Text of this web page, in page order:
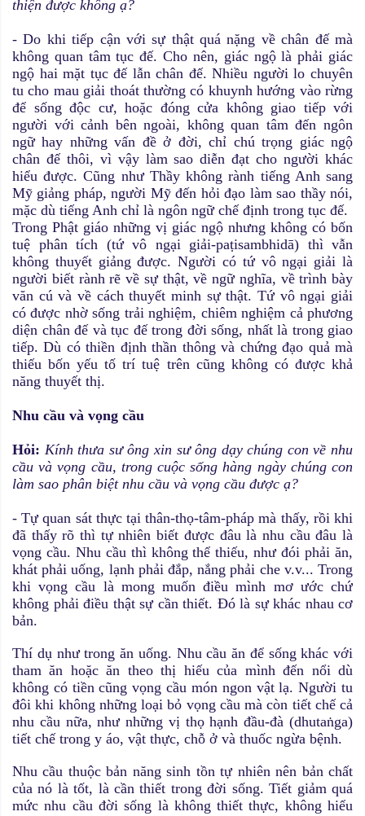
thiện được không ạ?
- Do khi tiếp cận với sự thật quá nặng về chân đế mà
không quan tâm tục đế. Cho nên, giác ngộ là phải giác
ngộ hai mặt tục đế lẫn chân đế. Nhiều người lo chuyên
tu cho mau giải thoát thường có khuynh hướng vào rừng
để sống độc cư, hoặc đóng cửa không giao tiếp với
người với cảnh bên ngoài, không quan tâm đến ngôn
ngữ hay những vấn đề ở đời, chỉ chú trọng giác ngộ
chân đế thôi, vì vậy làm sao diễn đạt cho người khác
hiểu được. Cũng như Thầy không rành tiếng Anh sang
Mỹ giảng pháp, người Mỹ đến hỏi đạo làm sao thầy nói,
mặc dù tiếng Anh chỉ là ngôn ngữ chế định trong tục đế.
Trong Phật giáo những vị giác ngộ nhưng không có bốn
tuệ phân tích (tứ vô ngại giải-paṭisambhidā) thì vẫn
không thuyết giảng được. Người có tứ vô ngại giải là
người biết rành rẽ về sự thật, về ngữ nghĩa, về trình bày
văn cú và về cách thuyết minh sự thật. Tứ vô ngại giải
có được nhờ sống trải nghiệm, chiêm nghiệm cả phương
diện chân đế và tục đế trong đời sống, nhất là trong giao
tiếp. Dù có thiền định thần thông và chứng đạo quả mà
thiếu bốn yếu tố trí tuệ trên cũng không có được khả
năng thuyết thị.
Nhu cầu và vọng cầu
Hỏi: Kính thưa sư ông xin sư ông dạy chúng con về nhu
cầu và vọng cầu, trong cuộc sống hàng ngày chúng con
làm sao phân biệt nhu cầu và vọng cầu được ạ?
- Tự quan sát thực tại thân-thọ-tâm-pháp mà thấy, rồi khi
đã thấy rõ thì tự nhiên biết được đâu là nhu cầu đâu là
vọng cầu. Nhu cầu thì không thể thiếu, như đói phải ăn,
khát phải uống, lạnh phải đắp, nắng phải che v.v... Trong
khi vọng cầu là mong muốn điều mình mơ ước chứ
không phải điều thật sự cần thiết. Đó là sự khác nhau cơ
bản.
Thí dụ như trong ăn uống. Nhu cầu ăn để sống khác với
tham ăn hoặc ăn theo thị hiếu của mình đến nổi dù
không có tiền cũng vọng cầu món ngon vật lạ. Người tu
đôi khi không những loại bỏ vọng cầu mà còn tiết chế cả
nhu cầu nữa, như những vị thọ hạnh đầu-đà (dhutaṅga)
tiết chế trong y áo, vật thực, chỗ ở và thuốc ngừa bệnh.
Nhu cầu thuộc bản năng sinh tồn tự nhiên nên bản chất
của nó là tốt, là cần thiết trong đời sống. Tiết giảm quá
mức nhu cầu đời sống là không thiết thực, không hiểu